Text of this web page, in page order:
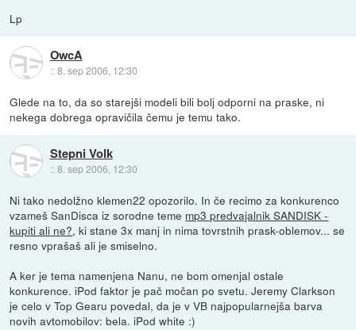
Lp
OwcA
::8. sep 2006, 12:30
Glede na to, da so starejši modeli bili bolj odporni na praske, ni
nekega dobrega opravičila čemu je temu tako.
Stepni Volk
::8. sep 2006, 12:30
Ni tako nedolžno klemen22 opozorilo. In če recimo za konkurenco
vzameš SanDisca iz sorodne teme mp3 predvajalnik SANDISK -
kupiti ali ne?, ki stane 3x manj in nima tovrstnih prask-oblemov... se
resno vprašaš ali je smiselno.
A ker je tema namenjena Nanu, ne bom omenjal ostale
konkurence. iPod faktor je pač močan po svetu. Jeremy Clarkson
je celo v Top Gearu povedal, da je v VB najpopularnejša barva
novih avtomobilov: bela. iPod white :)